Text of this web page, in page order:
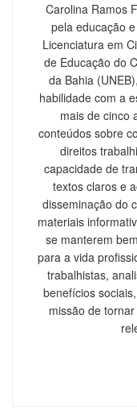
Carolina Ramos
pela educação
Licenciatura em
de Educação do
da Bahia
habilidade com a
mais de cinco
conteúdos sobre
direitos
capacidade de
textos claros e
disseminação do
materiais
se manterem
para a vida
trabalhistas,
benefícios
missão de